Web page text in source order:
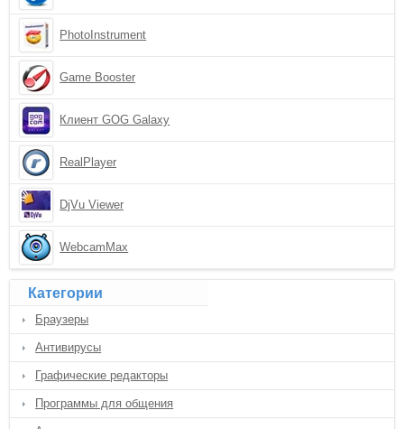
PhotoInstrument
Game Booster
Клиент GOG Galaxy
RealPlayer
DjVu Viewer
WebcamMax
Категории
Браузеры
Антивирусы
Графические редакторы
Программы для общения